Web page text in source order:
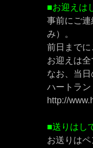
■お迎えは
事前にご
み）。
前日まで
お迎えは
なお、当
ハートラ
http://
■送りはし
お送りは